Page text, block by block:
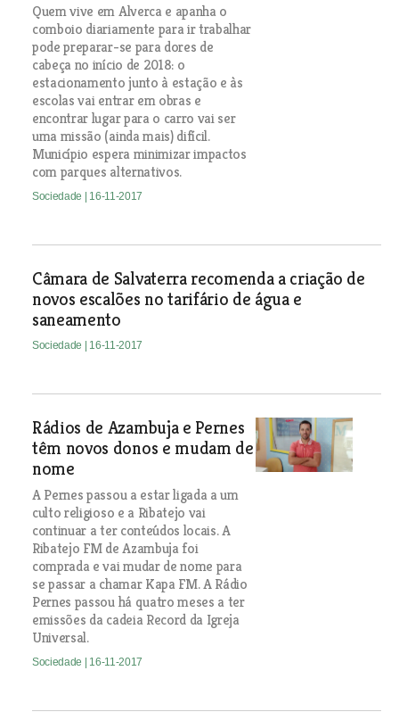
Quem vive em Alverca e apanha o
comboio diariamente para ir trabalhar
pode preparar-se para dores de
cabeça no início de 2018: o
estacionamento junto à estação e às
escolas vai entrar em obras e
encontrar lugar para o carro vai ser
uma missão (ainda mais) difícil.
Município espera minimizar impactos
com parques alternativos.
Sociedade | 16-11-2017
Câmara de Salvaterra recomenda a criação de
novos escalões no tarifário de água e
saneamento
Sociedade | 16-11-2017
Rádios de Azambuja e Pernes
têm novos donos e mudam de
nome
A Pernes passou a estar ligada a um
culto religioso e a Ribatejo vai
continuar a ter conteúdos locais. A
Ribatejo FM de Azambuja foi
comprada e vai mudar de nome para
se passar a chamar Kapa FM. A Rádio
Pernes passou há quatro meses a ter
emissões da cadeia Record da Igreja
Universal.
Sociedade | 16-11-2017